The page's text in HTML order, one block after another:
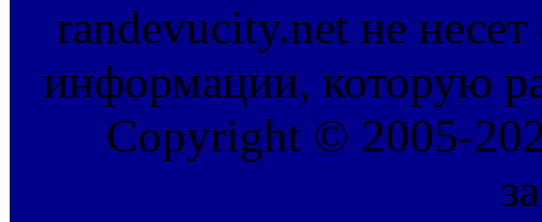
randevucity.net не несет
информации, которую
Copyright © 2005-